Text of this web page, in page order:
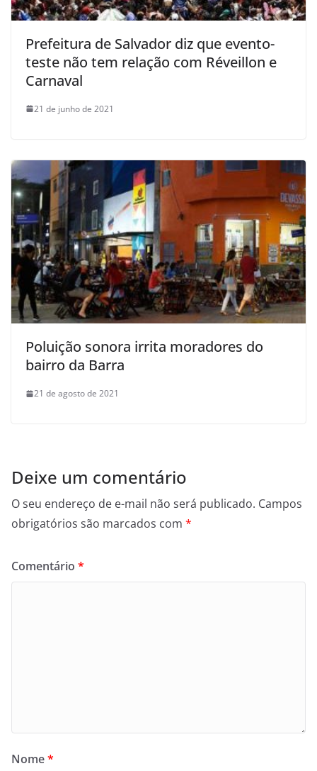
Prefeitura de Salvador diz que evento-
teste não tem relação com Réveillon e
Carnaval
21 de junho de 2021
Poluição sonora irrita moradores do
bairro da Barra
21 de agosto de 2021
Deixe um comentário
O seu endereço de e-mail não será publicado. Campos
obrigatórios são marcados com *
Comentário *
Nome*